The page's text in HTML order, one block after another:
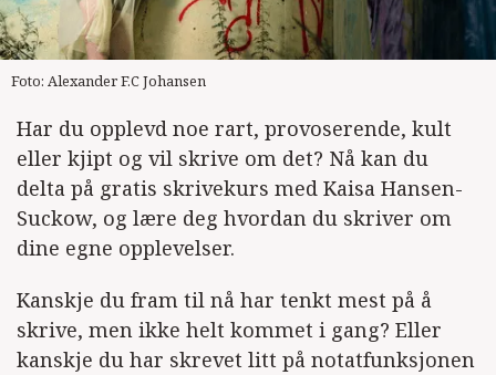
Foto: Alexander F.C Johansen
Har du opplevd noe rart, provoserende, kult
eller kjipt og vil skrive om det? Nå kan du
delta på gratis skrivekurs med Kaisa Hansen-
Suckow, og lære deg hvordan du skriver om
dine egne opplevelser.
Kanskje du fram til nå har tenkt mest på å
skrive, men ikke helt kommet i gang? Eller
kanskje du har skrevet litt på notatfunksjonen